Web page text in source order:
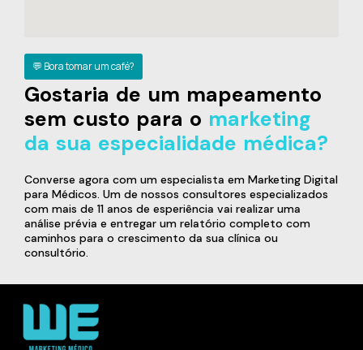
💬 Bora tomar um café?
Gostaria de um mapeamento
sem custo para o marketing
da sua especialidade médica?
Converse agora com um especialista em Marketing Digital
para Médicos. Um de nossos consultores especializados
com mais de 11 anos de esperiência vai realizar uma
análise prévia e entregar um relatório completo com
caminhos para o crescimento da sua clínica ou
consultório.